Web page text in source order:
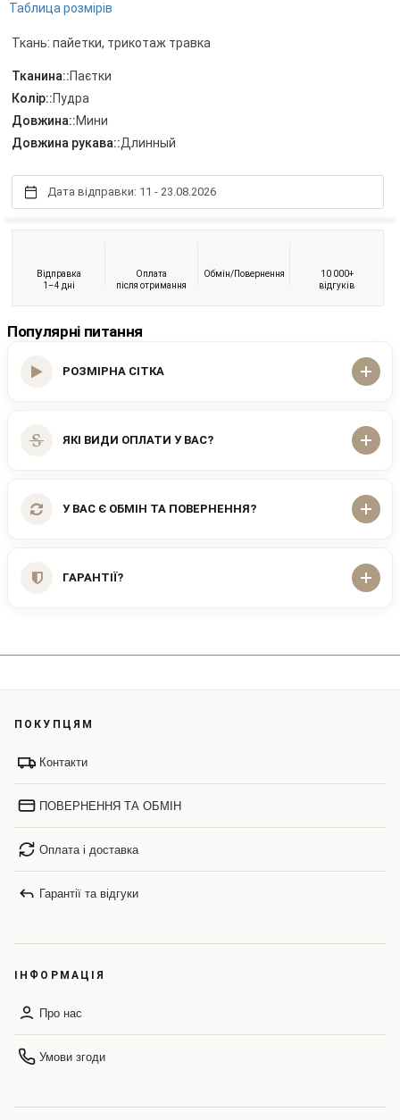
Таблица розмірів
Ткань: пайетки, трикотаж травка
Тканина::Паєтки
Колір::Пудра
Довжина::Мини
Довжина рукава::Длинный
Дата відправки: 11 - 23.08.2026
Відправка
1–4 дні
Оплата
після отримання
Обмін/Повернення
10 000+
відгуків
Популярні питання
РОЗМІРНА СІТКА
ЯКІ ВИДИ ОПЛАТИ У ВАС?
У ВАС Є ОБМІН ТА ПОВЕРНЕННЯ?
ГАРАНТІЇ?
ПОКУПЦЯМ
Контакти
ПОВЕРНЕННЯ ТА ОБМІН
Оплата і доставка
Гарантії та відгуки
ІНФОРМАЦІЯ
Про нас
Умови згоди